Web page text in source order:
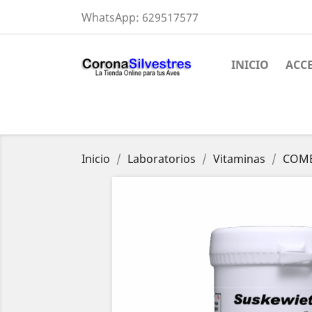
WhatsApp: 629517577
INICIO
Inicio Laboratorios Vitaminas